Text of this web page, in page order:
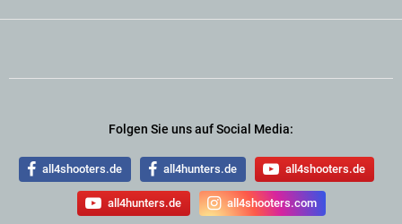
Folgen Sie uns auf Social Media:
all4shooters.de all4hunters.de all4shooters.de
all4hunters.de all4shooters.com